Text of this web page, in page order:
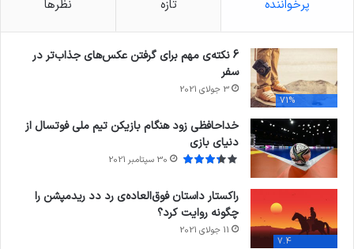
پرخواننده تازه نظرها
71%
6 نکته‌ی مهم برای گرفتن عکس‌های جذاب‌تر در
سفر
3 جولای 2021
خداحافظی زود هنگام بازیکن تیم ملی فوتسال از
دنیای بازی
30 سپتامبر 2021
7.4
راکستار داستان فوق‌العاده‌ی رد دد ریدمپشن را
چگونه روایت کرد؟
11 جولای 2021